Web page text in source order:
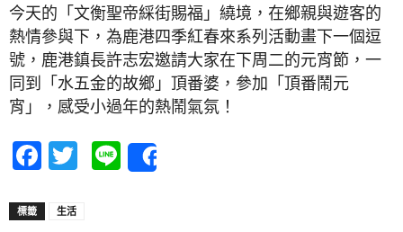
今天的「文衡聖帝綵街賜福」繞境，在鄉親與遊客的
熱情參與下，為鹿港四季紅春來系列活動畫下一個逗
號，鹿港鎮長許志宏邀請大家在下周二的元宵節，一
同到「水五金的故鄉」頂番婆，參加「頂番鬧元
宵」，感受小過年的熱鬧氣氛！
Facebook
Twitter
Line
標籤 生活